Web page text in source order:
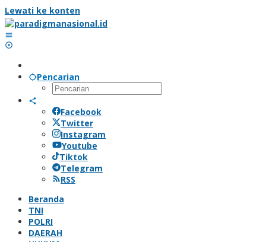
Lewati ke konten
Pencarian
Facebook
Twitter
Instagram
Youtube
Tiktok
Telegram
RSS
Beranda
TNI
POLRI
DAERAH